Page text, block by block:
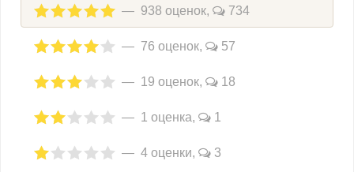
938 оценок, 734
76 оценок, 57
19 оценок, 18
1 оценка, 1
4 оценки, 3